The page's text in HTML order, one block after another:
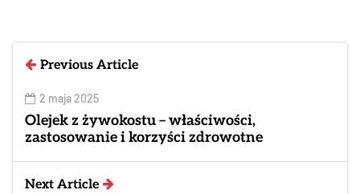
Previous Article
2 maja 2025
Olejek z żywokostu – właściwości,
zastosowanie i korzyści zdrowotne
Next Article